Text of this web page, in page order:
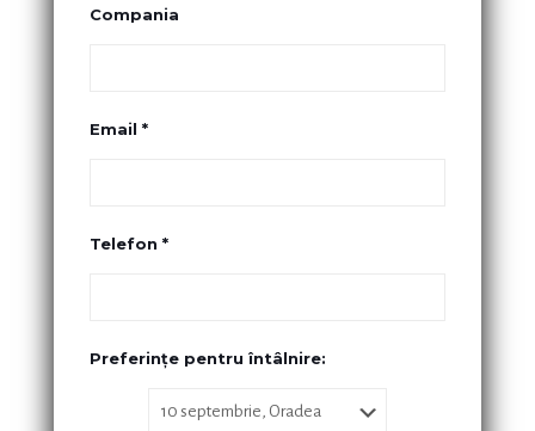
Compania
Email *
Telefon *
Preferințe pentru întâlnire: